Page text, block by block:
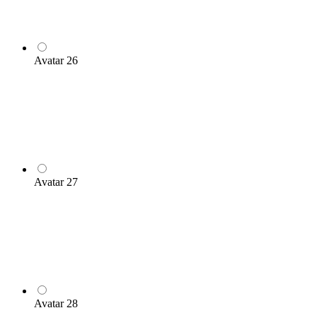
Avatar 26
Avatar 27
Avatar 28